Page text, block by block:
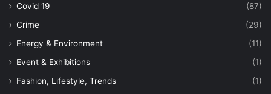
Covid 19
(87)
Crime
(29)
Energy & Environment
(11)
Event & Exhibitions
(1)
Fashion, Lifestyle, Trends
(1)